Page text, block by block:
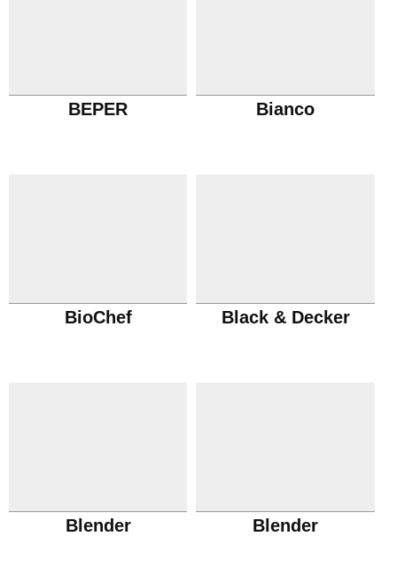
BEPER Bianco
BioChef Black & Decker
Blender Blender